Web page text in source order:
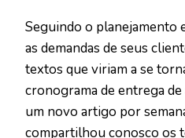
Seguindo o planejamento
as demandas de seus
textos que viriam a se
cronograma de entrega
um novo artigo por
compartilhou conosco os